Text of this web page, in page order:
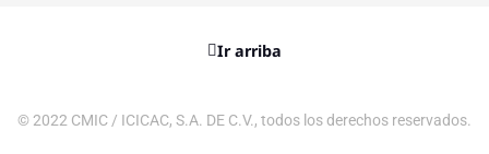
Ir arriba
© 2022 CMIC / ICICAC, S.A. DE C.V., todos los derechos reservados.